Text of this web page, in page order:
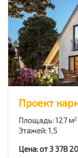
Проект
Площадь: 127 м2
Этажей: 1,5
Цена: от 3 378